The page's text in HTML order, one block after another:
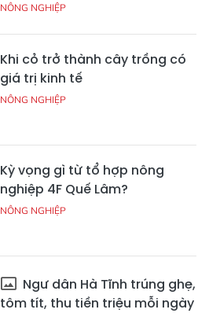
NÔNG NGHIỆP
Khi cỏ trở thành cây trồng có
giá trị kinh tế
NÔNG NGHIỆP
Kỳ vọng gì từ tổ hợp nông
nghiệp 4F Quế Lâm?
NÔNG NGHIỆP
Ngư dân Hà Tĩnh trúng ghẹ,
tôm tít, thu tiền triệu mỗi ngày